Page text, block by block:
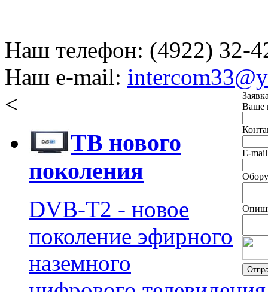
Наш телефон: (4922) 32-
Наш e-mail:
Ваше
E-mail
<
ТВ нового
поколения
DVB-T2 - новое
поколение эфирного
наземного